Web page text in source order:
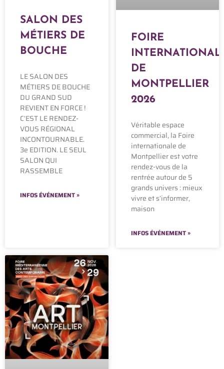
SALON DES
MÉTIERS DE
BOUCHE
LE SALON DES
MÉTIERS DE BOUCHE
DU GRAND SUD
REVIENT EN FORCE !
C’EST LE RENDEZ-
VOUS RÉGIONAL
INCONTOURNABLE.
3e EDITION. LE SEUL
SALON QUI
RASSEMBLE
INFOS ÉVÉNEMENT »
FOIRE
DE
MONTPELLIER
2026
Véritable espace
commercial, la Foire
internationale de
Montpellier est votre
rendez-vous de la
rentrée autour de 5
grands univers : mieux
vivre et s’informer,
maison
INFOS ÉVÉNEMENT »